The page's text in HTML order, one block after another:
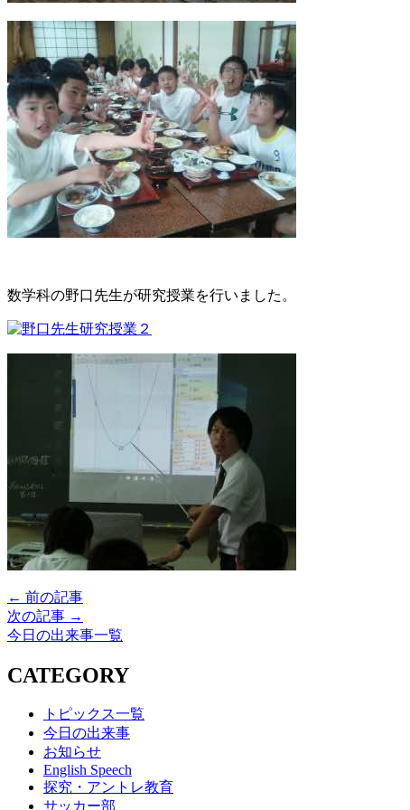
数学科の野口先生が研究授業を行いました。
← 前の記事
次の記事 →
今日の出来事一覧
CATEGORY
トピックス一覧
今日の出来事
お知らせ
English Speech
探究・アントレ教育
サッカー部